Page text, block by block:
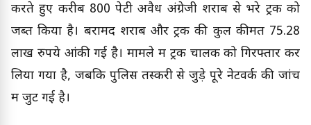
करते हुए करीब 800 पेटी अवैध अंग्रेजी शराब से भरे ट्रक को
जब्त किया है। बरामद शराब और ट्रक की कुल कीमत 75.28
लाख रुपये आंकी गई है। मामले में ट्रक चालक को गिरफ्तार कर
लिया गया है, जबकि पुलिस तस्करी से जुड़े पूरे नेटवर्क की जांच
में जुट गई है।